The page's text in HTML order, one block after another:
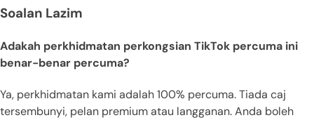
Soalan Lazim
Adakah perkhidmatan perkongsian TikTok percuma ini
benar-benar percuma?
Ya, perkhidmatan kami adalah 100% percuma. Tiada caj
tersembunyi, pelan premium atau langganan. Anda boleh